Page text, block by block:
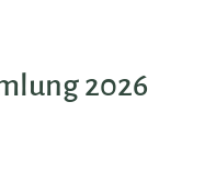
2026